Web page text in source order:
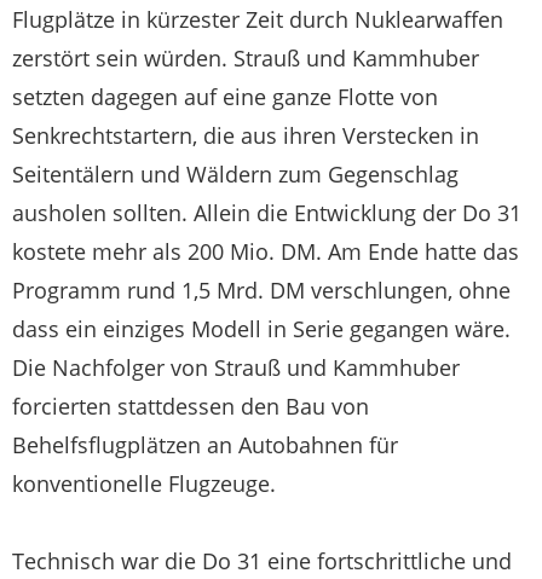
Flugplätze in kürzester Zeit durch Nuklearwaffen
zerstört sein würden. Strauß und Kammhuber
setzten dagegen auf eine ganze Flotte von
Senkrechtstartern, die aus ihren Verstecken in
Seitentälern und Wäldern zum Gegenschlag
ausholen sollten. Allein die Entwicklung der Do 31
kostete mehr als 200 Mio. DM. Am Ende hatte das
Programm rund 1,5 Mrd. DM verschlungen, ohne
dass ein einziges Modell in Serie gegangen wäre.
Die Nachfolger von Strauß und Kammhuber
forcierten stattdessen den Bau von
Behelfsflugplätzen an Autobahnen für
konventionelle Flugzeuge.
Technisch war die Do 31 eine fortschrittliche und